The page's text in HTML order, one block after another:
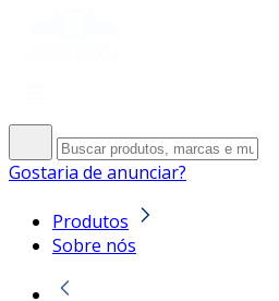
Gostaria de anunciar?
Produtos
Sobre nós